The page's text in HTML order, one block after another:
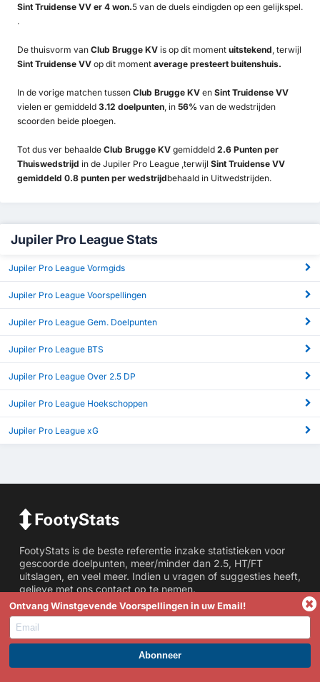
Sint Truidense VV er 4 won.5 van de duels eindigden op een gelijkspel.
.
De thuisvorm van Club Brugge KV is op dit moment uitstekend , terwijl
Sint Truidense VV op dit moment average presteert buitenshuis.
In de vorige matchen tussen Club Brugge KV en Sint Truidense VV
vielen er gemiddeld 3.12 doelpunten , in 56% van de wedstrijden
scoorden beide ploegen.
Tot dus ver behaalde Club Brugge KV gemiddeld 2.6 Punten per
Thuiswedstrijd in de Jupiler Pro League ,terwijl Sint Truidense VV
gemiddeld 0.8 punten per wedstrijdbehaald in Uitwedstrijden.
Jupiler Pro League Stats
Jupiler Pro League Vormgids
Jupiler Pro League Voorspellingen
Jupiler Pro League Gem. Doelpunten
Jupiler Pro League BTS
Jupiler Pro League Over 2.5 DP
Jupiler Pro League Hoekschoppen
Jupiler Pro League xG
FootyStats is de beste referentie inzake statistieken voor
gescoorde doelpunten, meer/minder dan 2.5, HT/FT
uitslagen, en veel meer. Indien u vragen of suggesties heeft,
gelieve met ons contact op te nemen.
Statistieken
WORD PREMIUM EN PROFITEER NU!
Ontvang Winstgevende Voorspellingen in uw Email!